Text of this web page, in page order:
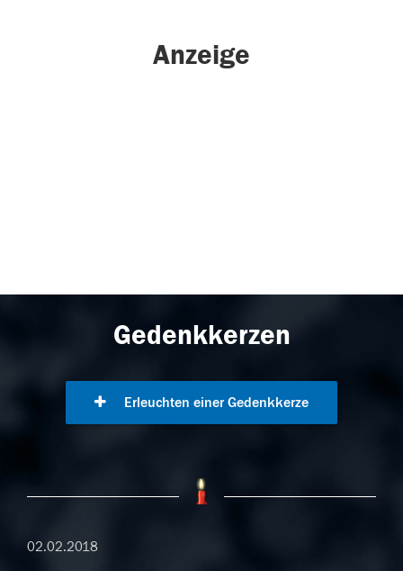
Anzeige
Gedenkkerzen
Erleuchten einer Gedenkkerze
02.02.2018